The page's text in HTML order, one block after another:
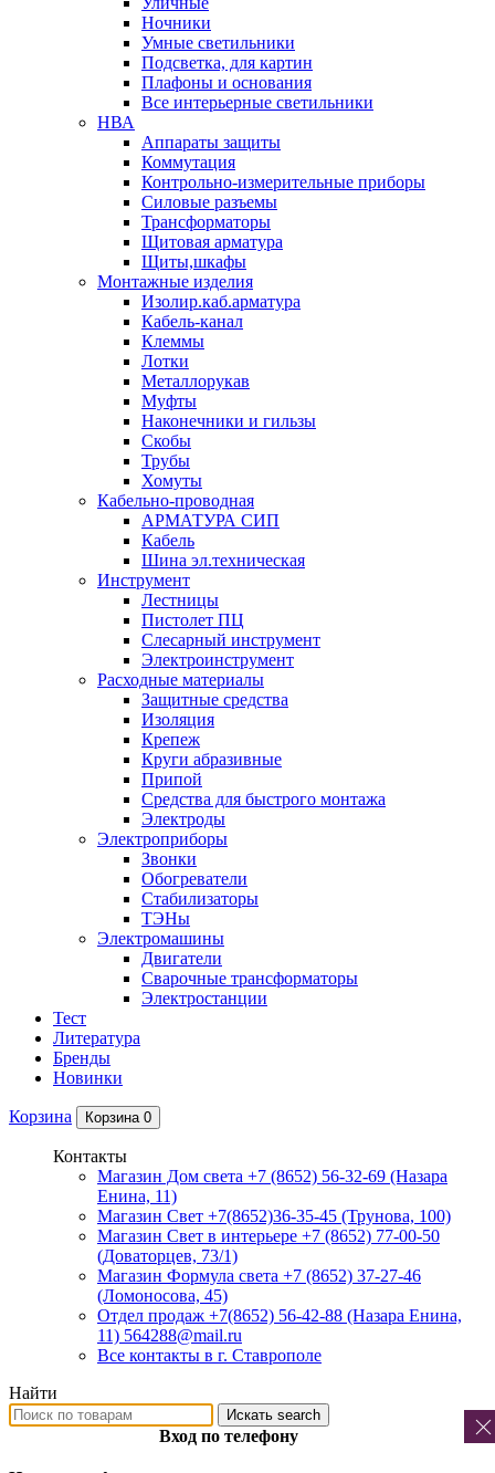
Ночники
Умные светильники
Подсветка, для картин
Плафоны и основания
Все интерьерные светильники
НВА
Аппараты защиты
Коммутация
Контрольно-измерительные приборы
Силовые разъемы
Трансформаторы
Щитовая арматура
Щиты,шкафы
Монтажные изделия
Изолир.каб.арматура
Кабель-канал
Клеммы
Лотки
Металлорукав
Муфты
Наконечники и гильзы
Скобы
Трубы
Хомуты
Кабельно-проводная
АРМАТУРА СИП
Кабель
Шина эл.техническая
Инструмент
Лестницы
Пистолет ПЦ
Слесарный инструмент
Электроинструмент
Расходные материалы
Защитные средства
Изоляция
Крепеж
Круги абразивные
Припой
Средства для быстрого монтажа
Электроды
Электроприборы
Звонки
Обогреватели
Стабилизаторы
ТЭНы
Электромашины
Двигатели
Сварочные трансформаторы
Электростанции
Тест
Литература
Бренды
Новинки
Корзина Корзина 0
Контакты
Магазин Дом света +7 (8652) 56-32-69 (Назара
Енина, 11)
Магазин Свет +7(8652)36-35-45 (Трунова, 100)
Магазин Свет в интерьере +7 (8652) 77-00-50
(Доваторцев, 73/1)
Магазин Формула света +7 (8652) 37-27-46
(Ломоносова, 45)
Отдел продаж +7(8652) 56-42-88 (Назара Енина,
11) 564288@mail.ru
Все контакты в г. Ставрополе
Найти
Искать search
Вход по телефону